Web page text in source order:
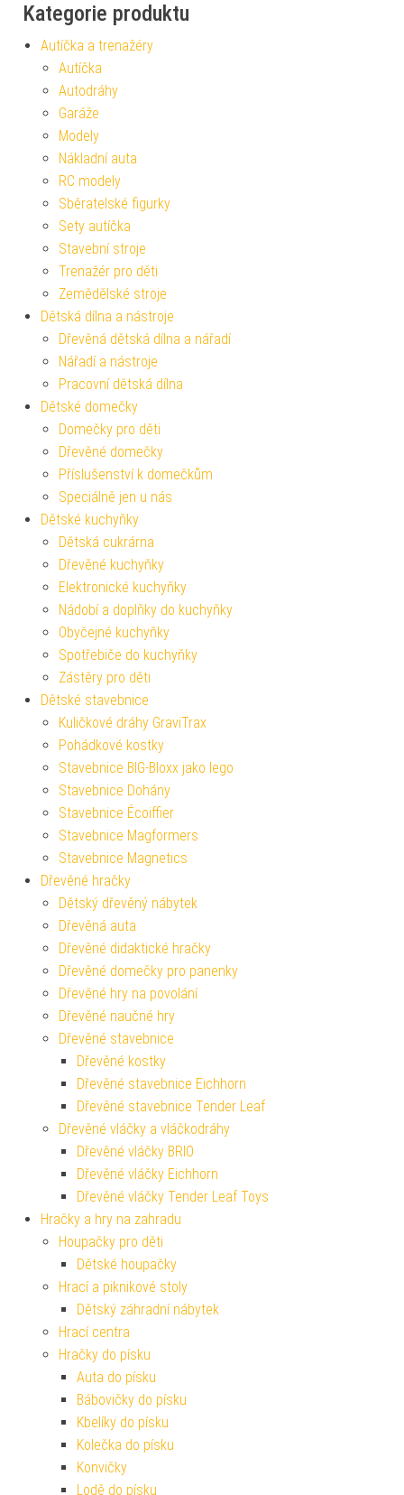
Kategorie produktu
Autíčka a trenažéry
Autíčka
Autodráhy
Garáže
Modely
Nákladní auta
RC modely
Sběratelské figurky
Sety autíčka
Stavební stroje
Trenažér pro děti
Zemědělské stroje
Dětská dílna a nástroje
Dřevěná dětská dílna a nářadí
Nářadí a nástroje
Pracovní dětská dílna
Dětské domečky
Domečky pro děti
Dřevěné domečky
Příslušenství k domečkům
Speciálně jen u nás
Dětské kuchyňky
Dětská cukrárna
Dřevěné kuchyňky
Elektronické kuchyňky
Nádobí a doplňky do kuchyňky
Obyčejné kuchyňky
Spotřebiče do kuchyňky
Zástěry pro děti
Dětské stavebnice
Kuličkové dráhy GraviTrax
Pohádkové kostky
Stavebnice BIG-Bloxx jako lego
Stavebnice Dohány
Stavebnice Écoiffier
Stavebnice Magformers
Stavebnice Magnetics
Dřevěné hračky
Dětský dřevěný nábytek
Dřevěná auta
Dřevěné didaktické hračky
Dřevěné domečky pro panenky
Dřevěné hry na povolání
Dřevěné naučné hry
Dřevěné stavebnice
Dřevěné kostky
Dřevěné stavebnice Eichhorn
Dřevěné stavebnice Tender Leaf
Dřevěné vláčky a vláčkodráhy
Dřevěné vláčky BRIO
Dřevěné vláčky Eichhorn
Dřevěné vláčky Tender Leaf Toys
Hračky a hry na zahradu
Houpačky pro děti
Dětské houpačky
Hrací a piknikové stoly
Dětský záhradní nábytek
Hrací centra
Hračky do písku
Auta do písku
Bábovičky do písku
Kbelíky do písku
Kolečka do písku
Konvičky
Lodě do písku